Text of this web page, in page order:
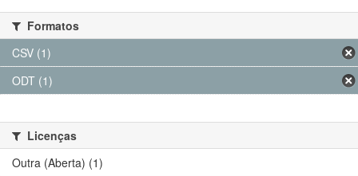
Formatos
CSV (1)
ODT (1)
Licenças
Outra (Aberta) (1)